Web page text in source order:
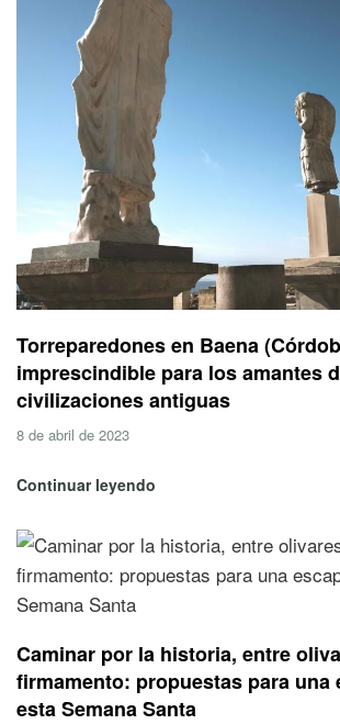
Torreparedones en Baena
imprescindible para los amantes
civilizaciones antiguas
8 de abril de 2023
Continuar leyendo
Caminar por la historia, entre
firmamento: propuestas para una
esta Semana Santa